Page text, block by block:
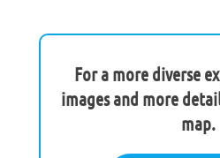
For a more diverse
images and more
map.